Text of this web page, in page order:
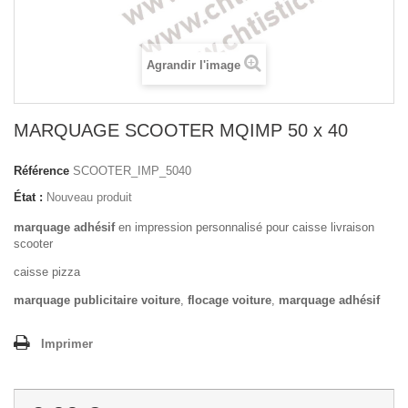
Agrandir l'image
MARQUAGE SCOOTER MQIMP 50 x 40
Référence SCOOTER_IMP_5040
État : Nouveau produit
marquage adhésifen impression personnalisé pour caisse livraison
scooter
caisse pizza
marquage publicitaire voiture, flocage voiture, marquage adhésif
Imprimer